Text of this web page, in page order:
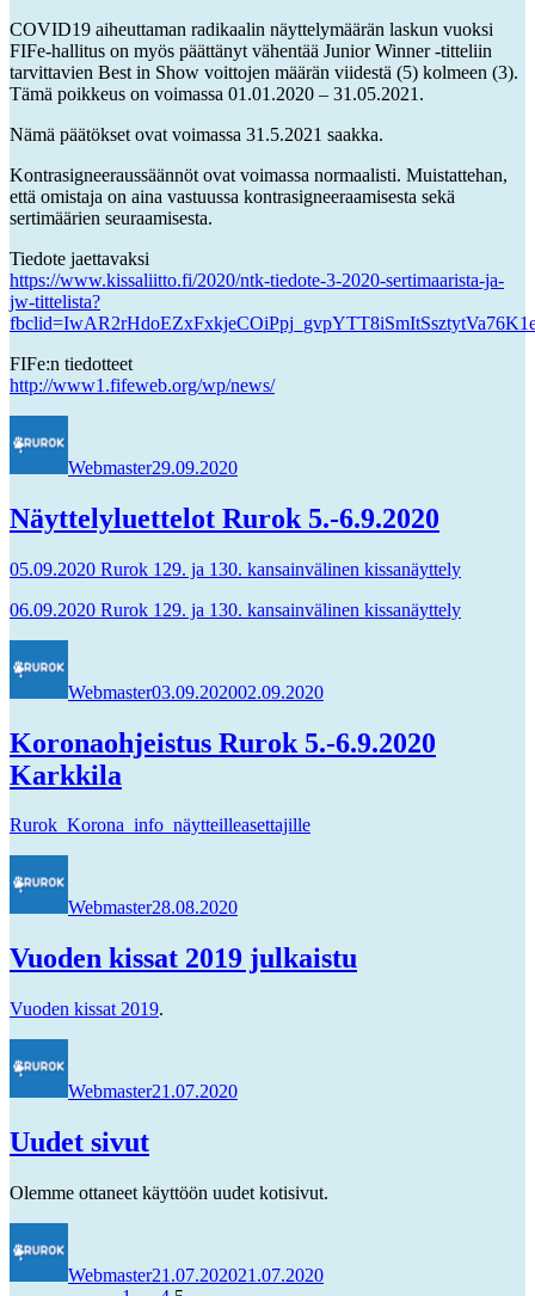
COVID19 aiheuttaman radikaalin näyttelymäärän laskun vuoksi
FIFe-hallitus on myös päättänyt vähentää Junior Winner -titteliin
tarvittavien Best in Show voittojen määrän viidestä (5) kolmeen (3).
Tämä poikkeus on voimassa 01.01.2020 – 31.05.2021.
Nämä päätökset ovat voimassa 31.5.2021 saakka.
Kontrasigneeraussäännöt ovat voimassa normaalisti. Muistattehan,
että omistaja on aina vastuussa kontrasigneeraamisesta sekä
sertimäärien seuraamisesta.
Tiedote jaettavaksi
https://www.kissaliitto.fi/2020/ntk-tiedote-3-2020-sertimaarista-ja-
jw-tittelista?
FIFe:n tiedotteet
http://www1.fifeweb.org/wp/news/
Webmaster29.09.2020
Näyttelyluettelot Rurok 5.-6.9.2020
05.09.2020 Rurok 129. ja 130. kansainvälinen kissanäyttely
06.09.2020 Rurok 129. ja 130. kansainvälinen kissanäyttely
Webmaster03.09.202002.09.2020
Koronaohjeistus Rurok 5.-6.9.2020
Karkkila
Rurok_Korona_info_näytteilleasettajille
Webmaster28.08.2020
Vuoden kissat 2019 julkaistu
Vuoden kissat 2019.
Webmaster21.07.2020
Uudet sivut
Olemme ottaneet käyttöön uudet kotisivut.
Webmaster21.07.202021.07.2020